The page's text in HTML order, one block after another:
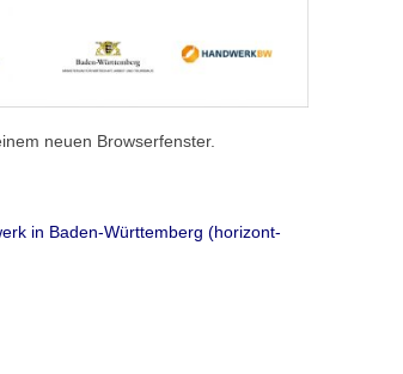
neuen Browserfenster.
in Baden-Württemberg (horizont-